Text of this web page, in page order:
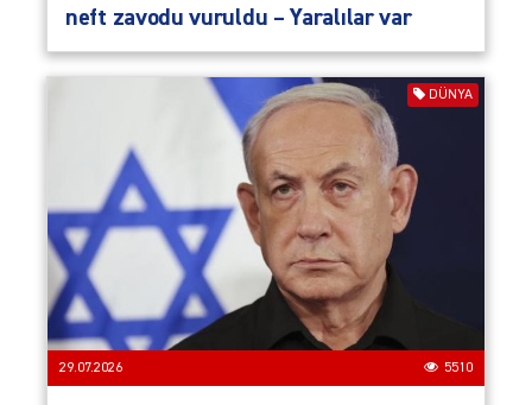
neft zavodu vuruldu – Yaralılar var
DÜNYA
29.07.2026 5510